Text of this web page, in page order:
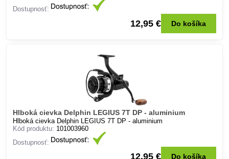
Dostupnosť:
12,95 € Do košíka
Hlboká cievka Delphin LEGIUS 7T DP - aluminium
Hlboká cievka Delphin LEGIUS 7T DP - aluminium
Kód produktu: 101003960
Dostupnosť:
12,95 € Do košíka